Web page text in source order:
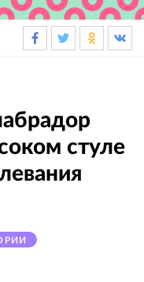
стуле